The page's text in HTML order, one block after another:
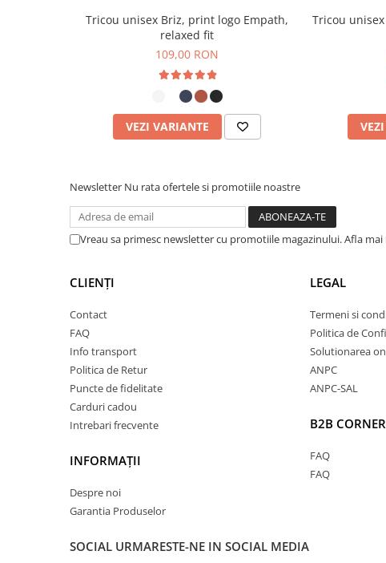
Tricou unisex Briz, print logo Empath,
relaxed fit
109,00 RON
VEZI VARIANTE
Tricou
Newsletter Nu rata ofertele si promotiile noastre
Vreau sa primesc newsletter cu promotiile magazinului. Afla
CLIENȚI
Contact
FAQ
Info transport
Politica de Retur
Puncte de fidelitate
Carduri cadou
Intrebari frecvente
INFORMAȚII
Despre noi
Garantia Produselor
LEGAL
Termeni si
Politica de
Solutionarea
ANPC
ANPC-SAL
B2B CORNER
FAQ
FAQ
SOCIAL URMARESTE-NE IN SOCIAL MEDIA